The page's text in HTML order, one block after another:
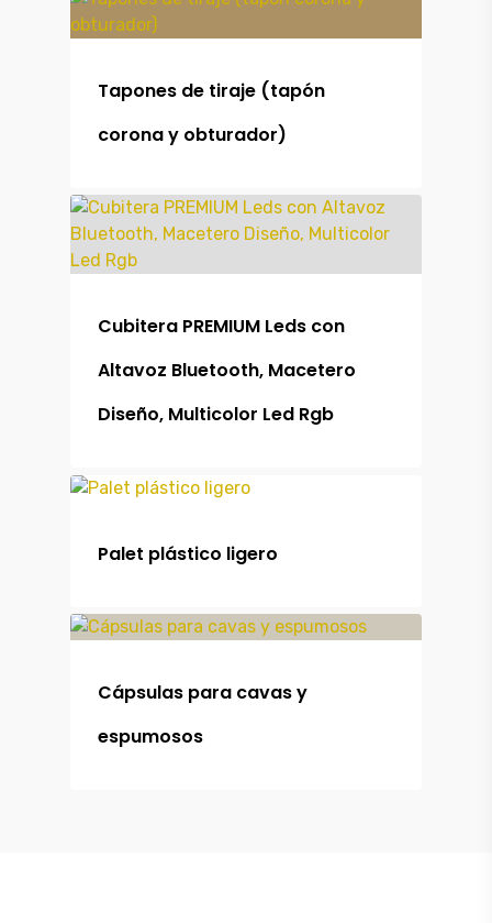
Tapones de tiraje (tapón
corona y obturador)
Cubitera PREMIUM Leds con
Altavoz Bluetooth, Macetero
Diseño, Multicolor Led Rgb
Palet plástico ligero
Cápsulas para cavas y
espumosos
Productos
Maquinaria
Alquiler
Maquinaria
Outlet